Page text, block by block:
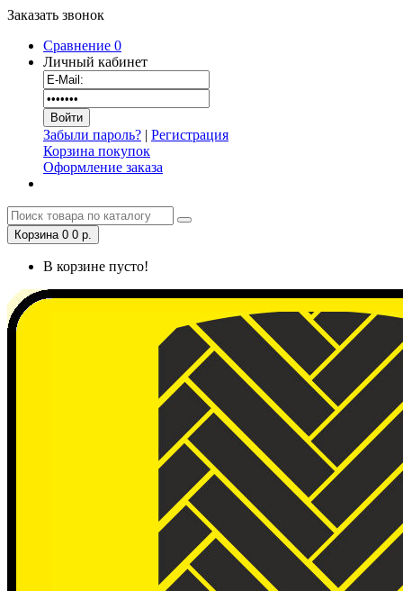
Заказать звонок
Сравнение 0
Личный кабинет
Забыли пароль? | Регистрация
Корзина покупок
Оформление заказа
Корзина 0 0 р.
В корзине пусто!